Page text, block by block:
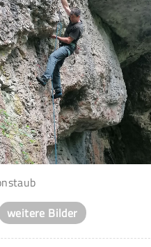
weitere Bilder